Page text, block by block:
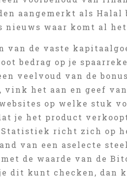
aangemerkt als
nieuws waar komt al
van de vaste
bedrag op je
veelvoud van de
vink het aan en geef
op welke stuk
je het product
Statistiek richt zich op
van een aselecte
de waarde van de
dit kunt checken, dan